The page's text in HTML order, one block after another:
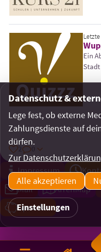
Ein
Stadt
Impressum
Mail
ArrenMap
Spenden
Datenschutz &
Lege fest, ob externe
Zahlungsdienste auf
dürfen.
Zur
Alle akzeptieren
Einstellungen